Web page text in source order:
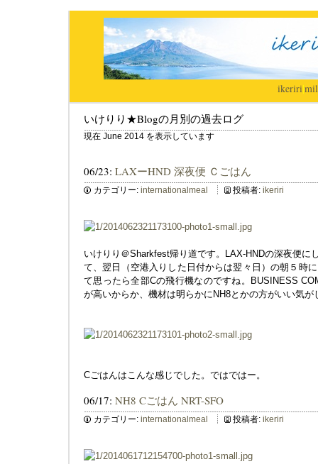
ikeriri|
いけりり★Blogの月別の過去ログ
現在 June 2014 を表示しています
06/23: LAXーHND 深夜便 Ｃごはん
カテゴリー: internationalmeal 投稿者: ikeriri
いけりり＠Sharkfest帰り道です。LAX-HNDの深夜便に
て、翌日（空港入りした日付からは翌々日）の朝５時
て思ったら全部Cの飛行機なのですね。BUSINESS
が高いからか、機材は明らかにNH8とかの方がいい気が
Cごはんはこんな感じでした。ではではー。
06/17: NH8 Cごはん NRT-SFO
カテゴリー: internationalmeal 投稿者: ikeriri